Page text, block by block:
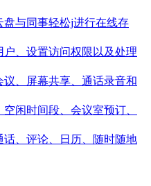
盘与同事轻松j进行在线存
、设置访问权限以及处理
、屏幕共享、通话录音和
闲时间段、会议室预订、
话、评论、日历、随时随地